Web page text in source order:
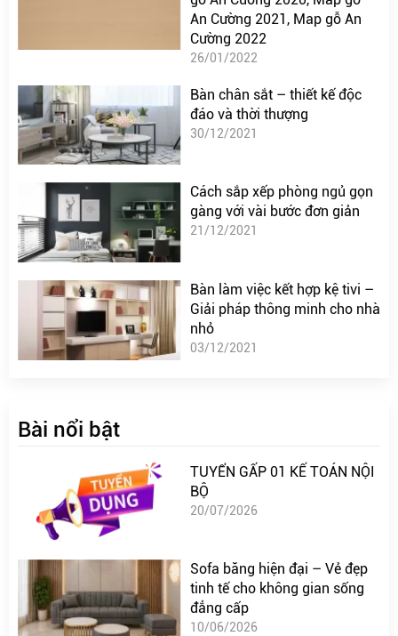
An Cường 2021, Map gỗ An
Cường 2022
26/01/2022
Bàn chân sắt – thiết kế độc
đáo và thời thượng
30/12/2021
Cách sắp xếp phòng ngủ gọn
gàng với vài bước đơn giản
21/12/2021
Bàn làm việc kết hợp kệ tivi –
Giải pháp thông minh cho nhà
nhỏ
03/12/2021
Bài nổi bật
TUYỂN GẤP 01 KẾ TOÁN NỘI
BỘ
20/07/2026
Sofa băng hiện đại – Vẻ đẹp
tinh tế cho không gian sống
đẳng cấp
10/06/2026